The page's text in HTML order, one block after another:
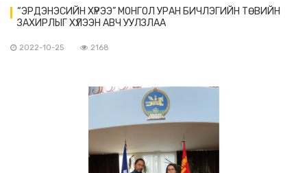
“ЭРДЭНЭСИЙН ХҮРЭЭ” МОНГОЛ УРАН БИЧЛЭГИЙН ТӨВИЙН
ЗАХИРЛЫГ ХҮЛЭЭН АВЧ УУЛЗЛАА
2022-10-25 2168